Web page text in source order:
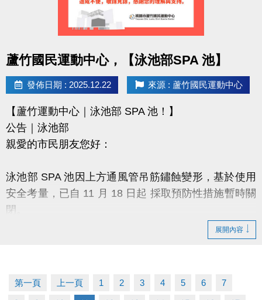
有任何問題歡迎來電詢問
洽詢專線：03-2639066 #115/116 (客服部)
桃園市蘆竹國民運動中心
https://www.lzsports.com.tw/zh_TW/news/pageID/1/
FB : 桃園市蘆竹國民運動中心
IG : @luzhusports
蘆竹國民運動中心，【泳池部SPA 池】
發佈日期 : 2025.12.22 來源 : 蘆竹國民運動中心
【蘆竹運動中心｜泳池部 SPA 池！】
公告｜泳池部
親愛的市民朋友您好：
泳池部 SPA 池因上方通風管吊筋鏽蝕變形，基於使用
安全考量，已自 11 月 18 日起 採取預防性措施暫時關
閉。
為提供市民安全、友善的運動環境，中心配合泳池歲
因工程涉及高空作業，須安排備料及施工，施工期程
展開內容
第一頁 上一頁 1 2 3 4 5 6 7